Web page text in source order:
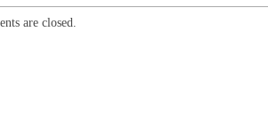
are closed.